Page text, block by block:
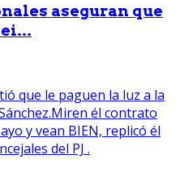
aseguran que